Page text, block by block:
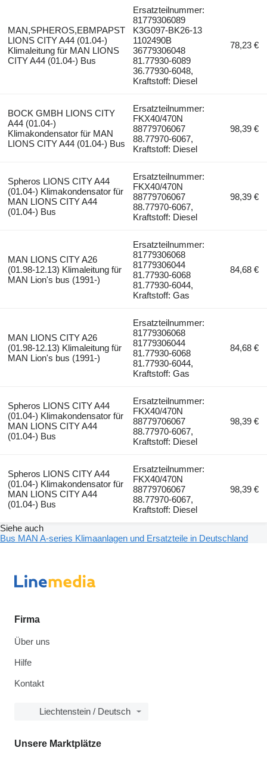
MAN,SPHEROS,EBMPAPST
LIONS CITY A44 (01.04-)
Klimaleitung für MAN LIONS
CITY A44 (01.04-) Bus
Ersatzteilnummer:
81779306089
K3G097-BK26-13
1102490B
36779306048
81.77930-6089
36.77930-6048,
Kraftstoff: Diesel
78,23 €
BOCK GMBH LIONS CITY
A44 (01.04-)
Klimakondensator für MAN
LIONS CITY A44 (01.04-) Bus
Ersatzteilnummer:
FKX40/470N
88779706067
88.77970-6067,
Kraftstoff: Diesel
98,39 €
Spheros LIONS CITY A44
(01.04-) Klimakondensator für
MAN LIONS CITY A44
(01.04-) Bus
Ersatzteilnummer:
FKX40/470N
88779706067
88.77970-6067,
Kraftstoff: Diesel
98,39 €
MAN LIONS CITY A26
(01.98-12.13) Klimaleitung für
MAN Lion's bus (1991-)
Ersatzteilnummer:
81779306068
81779306044
81.77930-6068
81.77930-6044,
Kraftstoff: Gas
84,68 €
MAN LIONS CITY A26
(01.98-12.13) Klimaleitung für
MAN Lion's bus (1991-)
Ersatzteilnummer:
81779306068
81779306044
81.77930-6068
81.77930-6044,
Kraftstoff: Gas
84,68 €
Spheros LIONS CITY A44
(01.04-) Klimakondensator für
MAN LIONS CITY A44
(01.04-) Bus
Ersatzteilnummer:
FKX40/470N
88779706067
88.77970-6067,
Kraftstoff: Diesel
98,39 €
Spheros LIONS CITY A44
(01.04-) Klimakondensator für
MAN LIONS CITY A44
(01.04-) Bus
Ersatzteilnummer:
FKX40/470N
88779706067
88.77970-6067,
Kraftstoff: Diesel
98,39 €
Siehe auch
Bus MAN A-series Klimaanlagen und Ersatzteile in Deutschland
Firma
Über uns
Hilfe
Kontakt
Liechtenstein / Deutsch
Unsere Marktplätze